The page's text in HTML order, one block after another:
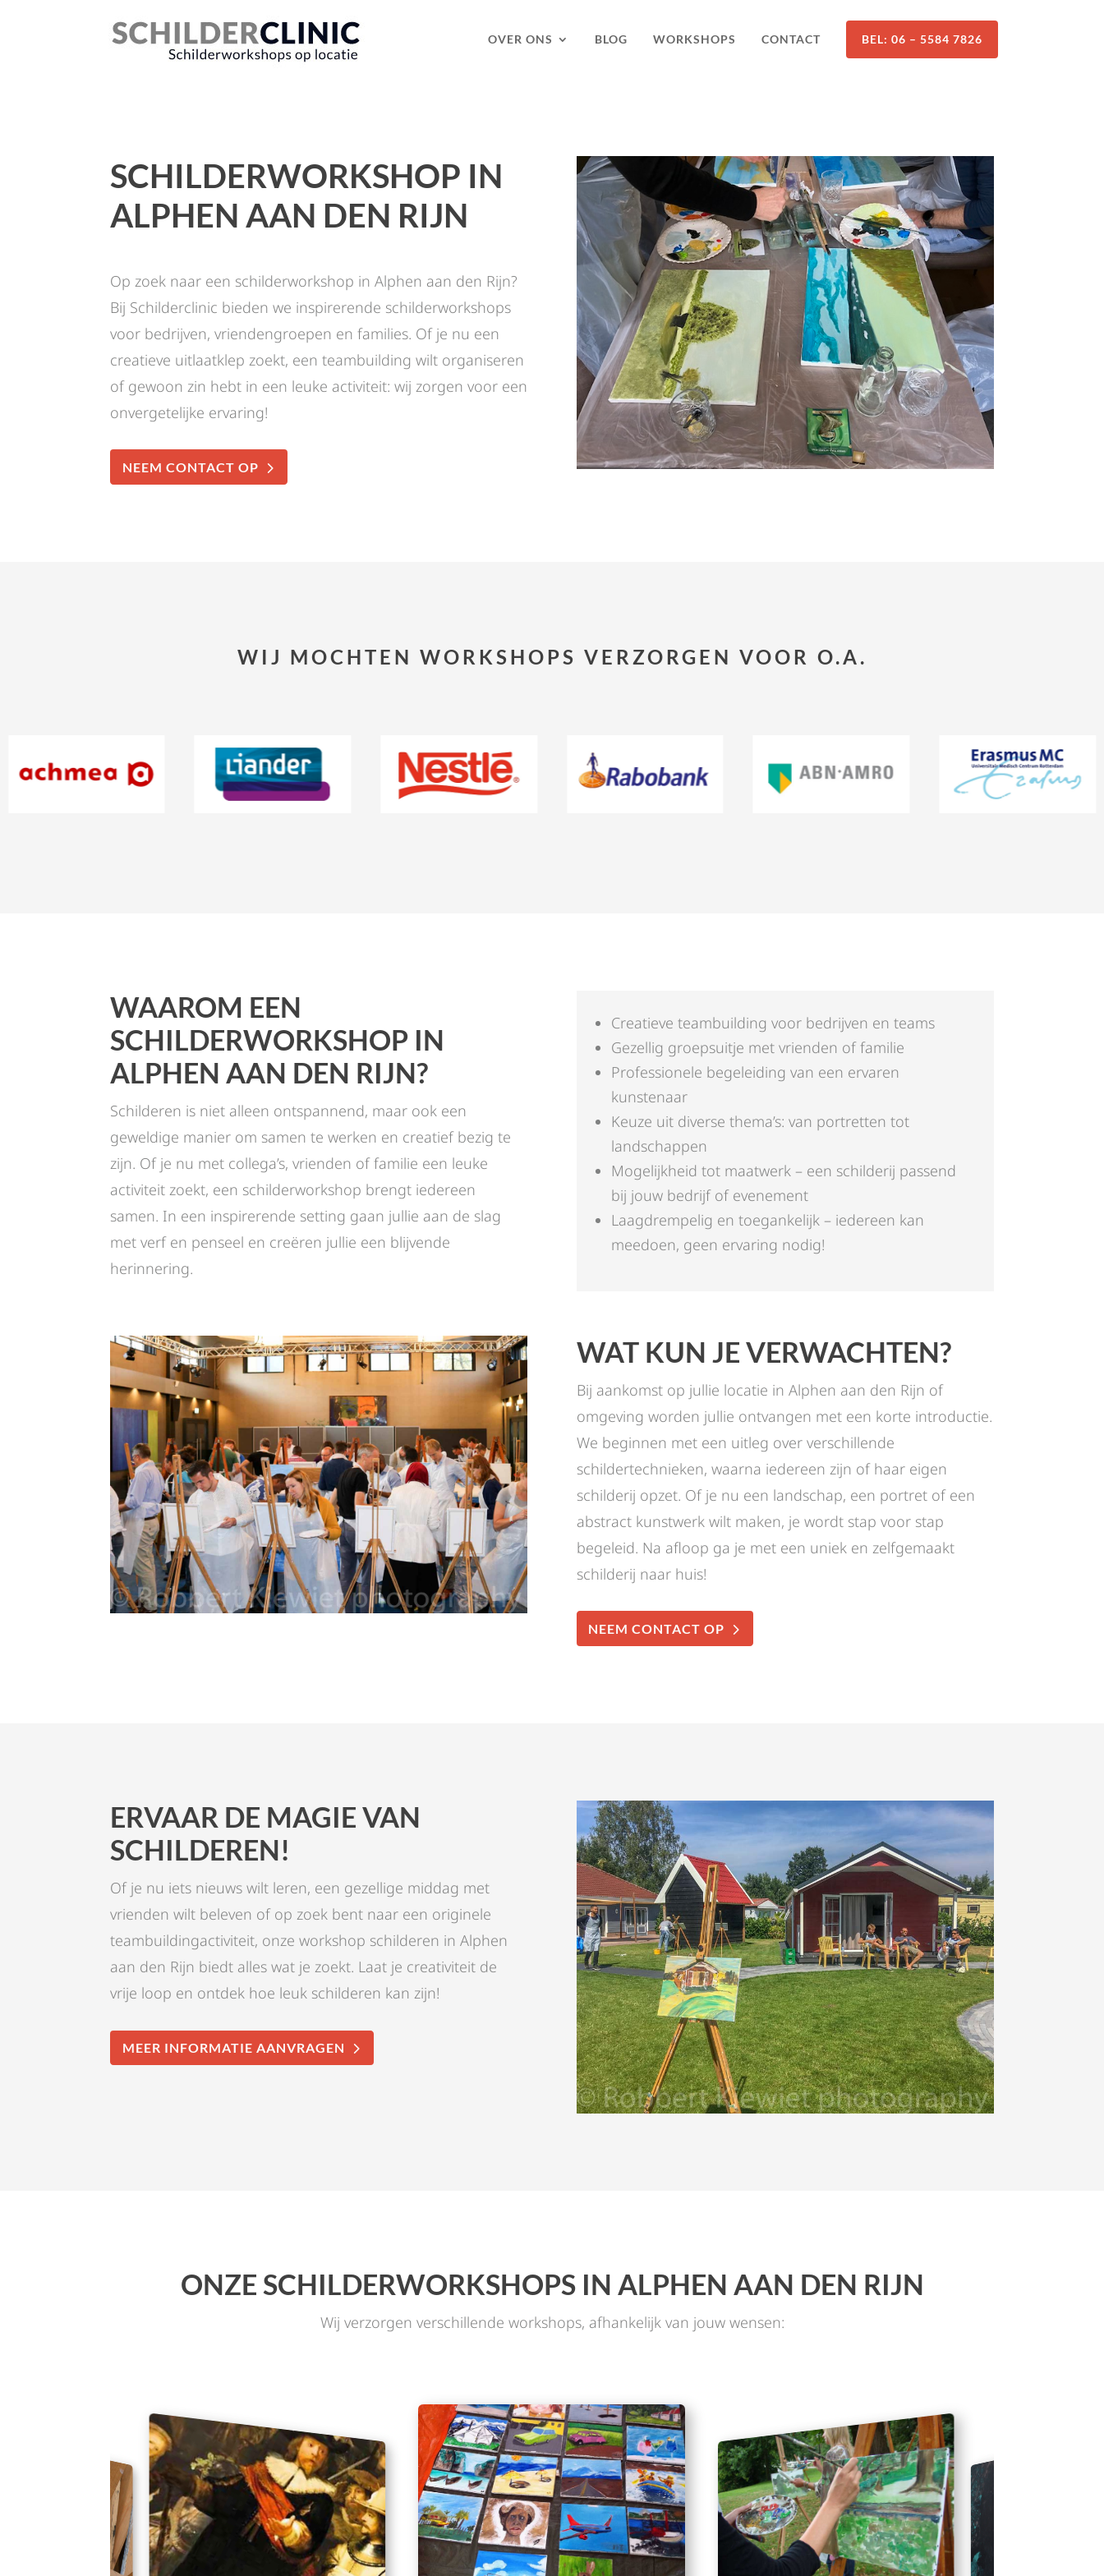
OVER ONS BLOG WORKSHOPS CONTACT BEL: 06 – 5584 7826
SCHILDERWORKSHOP IN
ALPHEN AAN DEN RIJN
Op zoek naar een schilderworkshop in Alphen aan den Rijn?
Bij Schilderclinic bieden we inspirerende schilderworkshops
voor bedrijven, vriendengroepen en families. Of je nu een
creatieve uitlaatklep zoekt, een teambuilding wilt organiseren
of gewoon zin hebt in een leuke activiteit: wij zorgen voor een
onvergetelijke ervaring!
NEEM CONTACT OP
WIJ MOCHTEN WORKSHOPS VERZORGEN VOOR O.A.
WAAROM EEN
SCHILDERWORKSHOP IN
ALPHEN AAN DEN RIJN?
Schilderen is niet alleen ontspannend, maar ook een
geweldige manier om samen te werken en creatief bezig te
zijn. Of je nu met collega’s, vrienden of familie een leuke
activiteit zoekt, een schilderworkshop brengt iedereen
samen. In een inspirerende setting gaan jullie aan de slag
met verf en penseel en creëren jullie een blijvende
herinnering.
Creatieve teambuilding voor bedrijven en teams
Gezellig groepsuitje met vrienden of familie
Professionele begeleiding van een ervaren
kunstenaar
Keuze uit diverse thema’s: van portretten tot
landschappen
Mogelijkheid tot maatwerk – een schilderij passend
bij jouw bedrijf of evenement
Laagdrempelig en toegankelijk – iedereen kan
meedoen, geen ervaring nodig!
WAT KUN JE VERWACHTEN?
Bij aankomst op jullie locatie in Alphen aan den Rijn of
omgeving worden jullie ontvangen met een korte introductie.
We beginnen met een uitleg over verschillende
schildertechnieken, waarna iedereen zijn of haar eigen
schilderij opzet. Of je nu een landschap, een portret of een
abstract kunstwerk wilt maken, je wordt stap voor stap
begeleid. Na afloop ga je met een uniek en zelfgemaakt
schilderij naar huis!
NEEM CONTACT OP
ERVAAR DE MAGIE VAN
SCHILDEREN!
Of je nu iets nieuws wilt leren, een gezellige middag met
vrienden wilt beleven of op zoek bent naar een originele
teambuildingactiviteit, onze workshop schilderen in Alphen
aan den Rijn biedt alles wat je zoekt. Laat je creativiteit de
vrije loop en ontdek hoe leuk schilderen kan zijn!
MEER INFORMATIE AANVRAGEN
ONZE SCHILDERWORKSHOPS IN ALPHEN AAN DEN RIJN
Wij verzorgen verschillende workshops, afhankelijk van jouw wensen: